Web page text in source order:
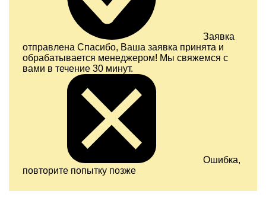
Заявка
отправлена Спасибо, Ваша заявка принята и
обрабатывается менеджером! Мы свяжемся с
вами в течение 30 минут.
Ошибка,
повторите попытку позже